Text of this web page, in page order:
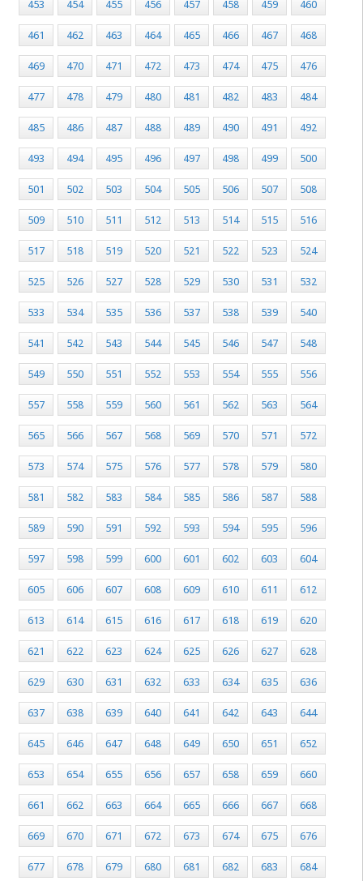
453 454 455 456 457 458 459 460
461 462 463 464 465 466 467 468
469 470 471 472 473 474 475 476
477 478 479 480 481 482 483 484
485 486 487 488 489 490 491 492
493 494 495 496 497 498 499 500
501 502 503 504 505 506 507 508
509 510 511 512 513 514 515 516
517 518 519 520 521 522 523 524
525 526 527 528 529 530 531 532
533 534 535 536 537 538 539 540
541 542 543 544 545 546 547 548
549 550 551 552 553 554 555 556
557 558 559 560 561 562 563 564
565 566 567 568 569 570 571 572
573 574 575 576 577 578 579 580
581 582 583 584 585 586 587 588
589 590 591 592 593 594 595 596
597 598 599 600 601 602 603 604
605 606 607 608 609 610 611 612
613 614 615 616 617 618 619 620
621 622 623 624 625 626 627 628
629 630 631 632 633 634 635 636
637 638 639 640 641 642 643 644
645 646 647 648 649 650 651 652
653 654 655 656 657 658 659 660
661 662 663 664 665 666 667 668
669 670 671 672 673 674 675 676
677 678 679 680 681 682 683 684